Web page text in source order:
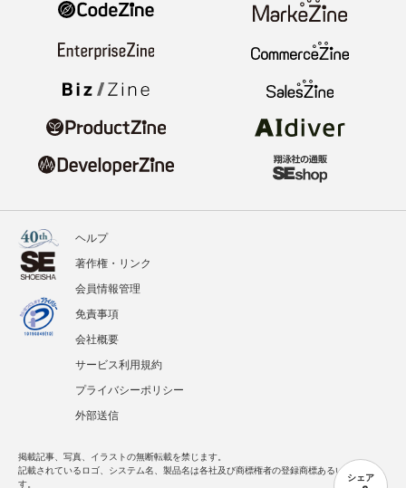
シェア
ヘルプ
著作権・リンク
会員情報管理
免責事項
会社概要
サービス利用規約
プライバシーポリシー
外部送信
掲載記事、写真、イラストの無断転載を禁じます。
記載されているロゴ、システム名、製品名は各社及び商標権者の登録商標あるいは商標で
す。